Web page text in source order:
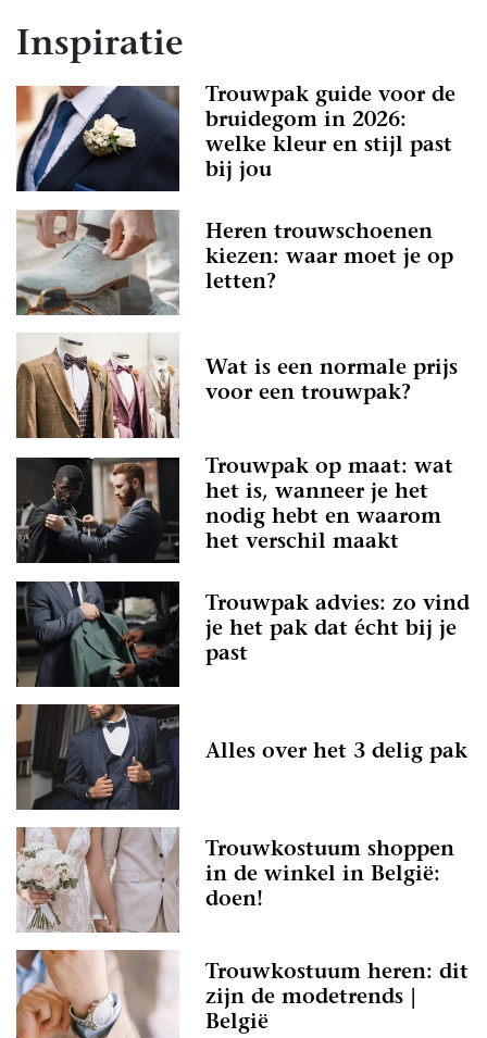
Inspiratie
Trouwpak guide voor de
bruidegom in 2026:
welke kleur en stijl past
bij jou
Heren trouwschoenen
kiezen: waar moet je op
letten?
Wat is een normale prijs
voor een trouwpak?
Trouwpak op maat: wat
het is, wanneer je het
nodig hebt en waarom
het verschil maakt
Trouwpak advies: zo vind
je het pak dat écht bij je
past
Alles over het 3 delig pak
Trouwkostuum shoppen
in de winkel in België:
doen!
Trouwkostuum heren: dit
zijn de modetrends |
België